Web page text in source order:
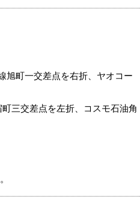
旭町一交差点を右折、ヤオコー
三交差点を左折、コスモ石油角